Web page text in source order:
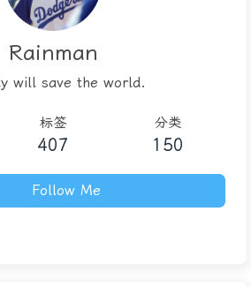
Rainman
will save the world.
标签
407
分类
150
Follow Me